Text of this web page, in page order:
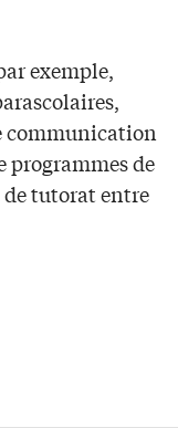
exemple,
communication
programmes de
tutorat entre